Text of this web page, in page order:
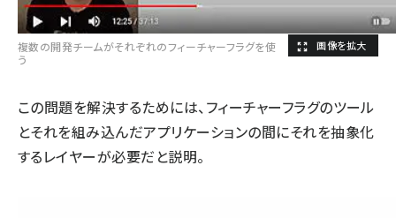
複数の開発チームがそれぞれのフィーチャーフラグを使
う
この問題を解決するためには、フィーチャーフラグのツール
とそれを組み込んだアプリケーションの間にそれを抽象化
するレイヤーが必要だと説明。